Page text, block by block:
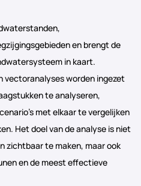
en brengt de
in kaart.
vectoranalyses worden ingezet
te analyseren,
met elkaar te vergelijken
Het doel van de analyse is niet
zichtbaar te maken, maar ook
en de meest effectieve